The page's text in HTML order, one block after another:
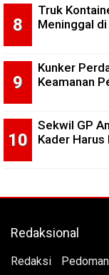
Truk
Meninggal
Kunker
Keamanan
Sekwil GP
Kader
Redaksional
Redaksi